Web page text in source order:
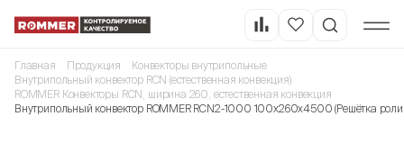
Главная Продукция
Конвекторы внутрипольные
Внутрипольный конвектор RCN (естественная конвекция)
ROMMER Конвекторы RCN, ширина 260, естественная конвекция
Внутрипольный конвектор ROMMER RCN2-1000 100х260х4500 (Решётка